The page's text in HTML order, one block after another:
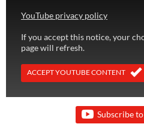
YouTube privacy policy
If you accept this notice, your
page will refresh.
ACCEPT YOUTUBE CONTENT
Subscribe